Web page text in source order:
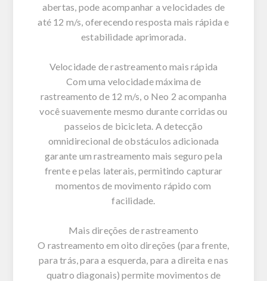
abertas, pode acompanhar a velocidades de
até 12 m/s, oferecendo resposta mais rápida e
estabilidade aprimorada.
Velocidade de rastreamento mais rápida
Com uma velocidade máxima de
rastreamento de 12 m/s, o Neo 2 acompanha
você suavemente mesmo durante corridas ou
passeios de bicicleta. A detecção
omnidirecional de obstáculos adicionada
garante um rastreamento mais seguro pela
frente e pelas laterais, permitindo capturar
momentos de movimento rápido com
facilidade.
Mais direções de rastreamento
O rastreamento em oito direções (para frente,
para trás, para a esquerda, para a direita e nas
quatro diagonais) permite movimentos de